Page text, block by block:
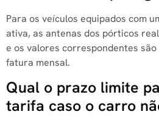
Para os veículos equipados com
ativa, as antenas dos pórticos
e os valores correspondentes
fatura mensal.
Qual o prazo limite
tarifa caso o carro